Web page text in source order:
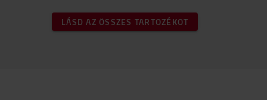
LÁSD AZ ÖSSZES TARTOZÉKOT